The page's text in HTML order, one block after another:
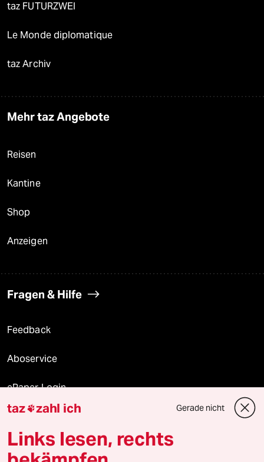
taz FUTURZWEI
Le Monde diplomatique
taz Archiv
Mehr taz Angebote
Reisen
Kantine
Shop
Anzeigen
Fragen & Hilfe
Feedback
Aboservice
ePaper Login
Downloads für Abonnierende
taz zahl ich Gerade nicht
Links lesen, rechts